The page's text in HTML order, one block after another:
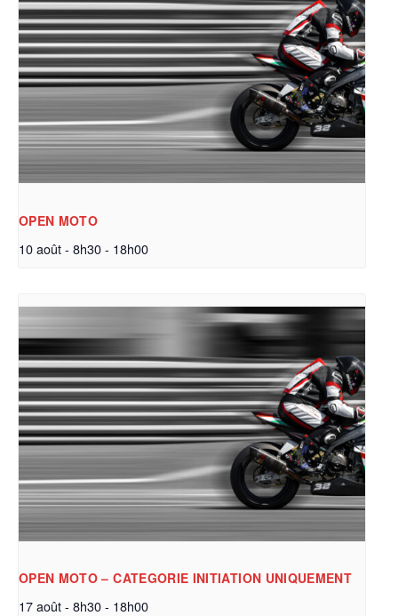
OPEN MOTO
10 août - 8h30- 18h00
OPEN MOTO – CATEGORIE INITIATION UNIQUEMENT
17 août - 8h30- 18h00